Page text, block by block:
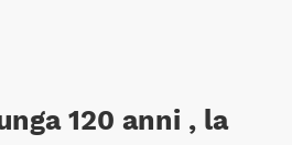
120 anni , la